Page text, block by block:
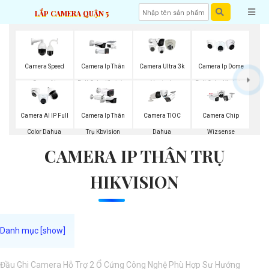
LẮP CAMERA QUẬN 5
Camera Speed
Dome AI
Camera Ip Thân
Full Color Kbvision
Camera Ultra 3k
Vantech
Camera Ip Dome
Full Color Kbvision
Camera AI IP Full
Color Dahua
Camera Ip Thân
Trụ Kbvision
Camera TIOC
Dahua
Camera Chip
Wizsense
CAMERA IP THÂN TRỤ
HIKVISION
Đầu Ghi Camera Hỗ Trợ 2 Ổ Cứng Công Nghệ Phù Hợp Sư Hướng